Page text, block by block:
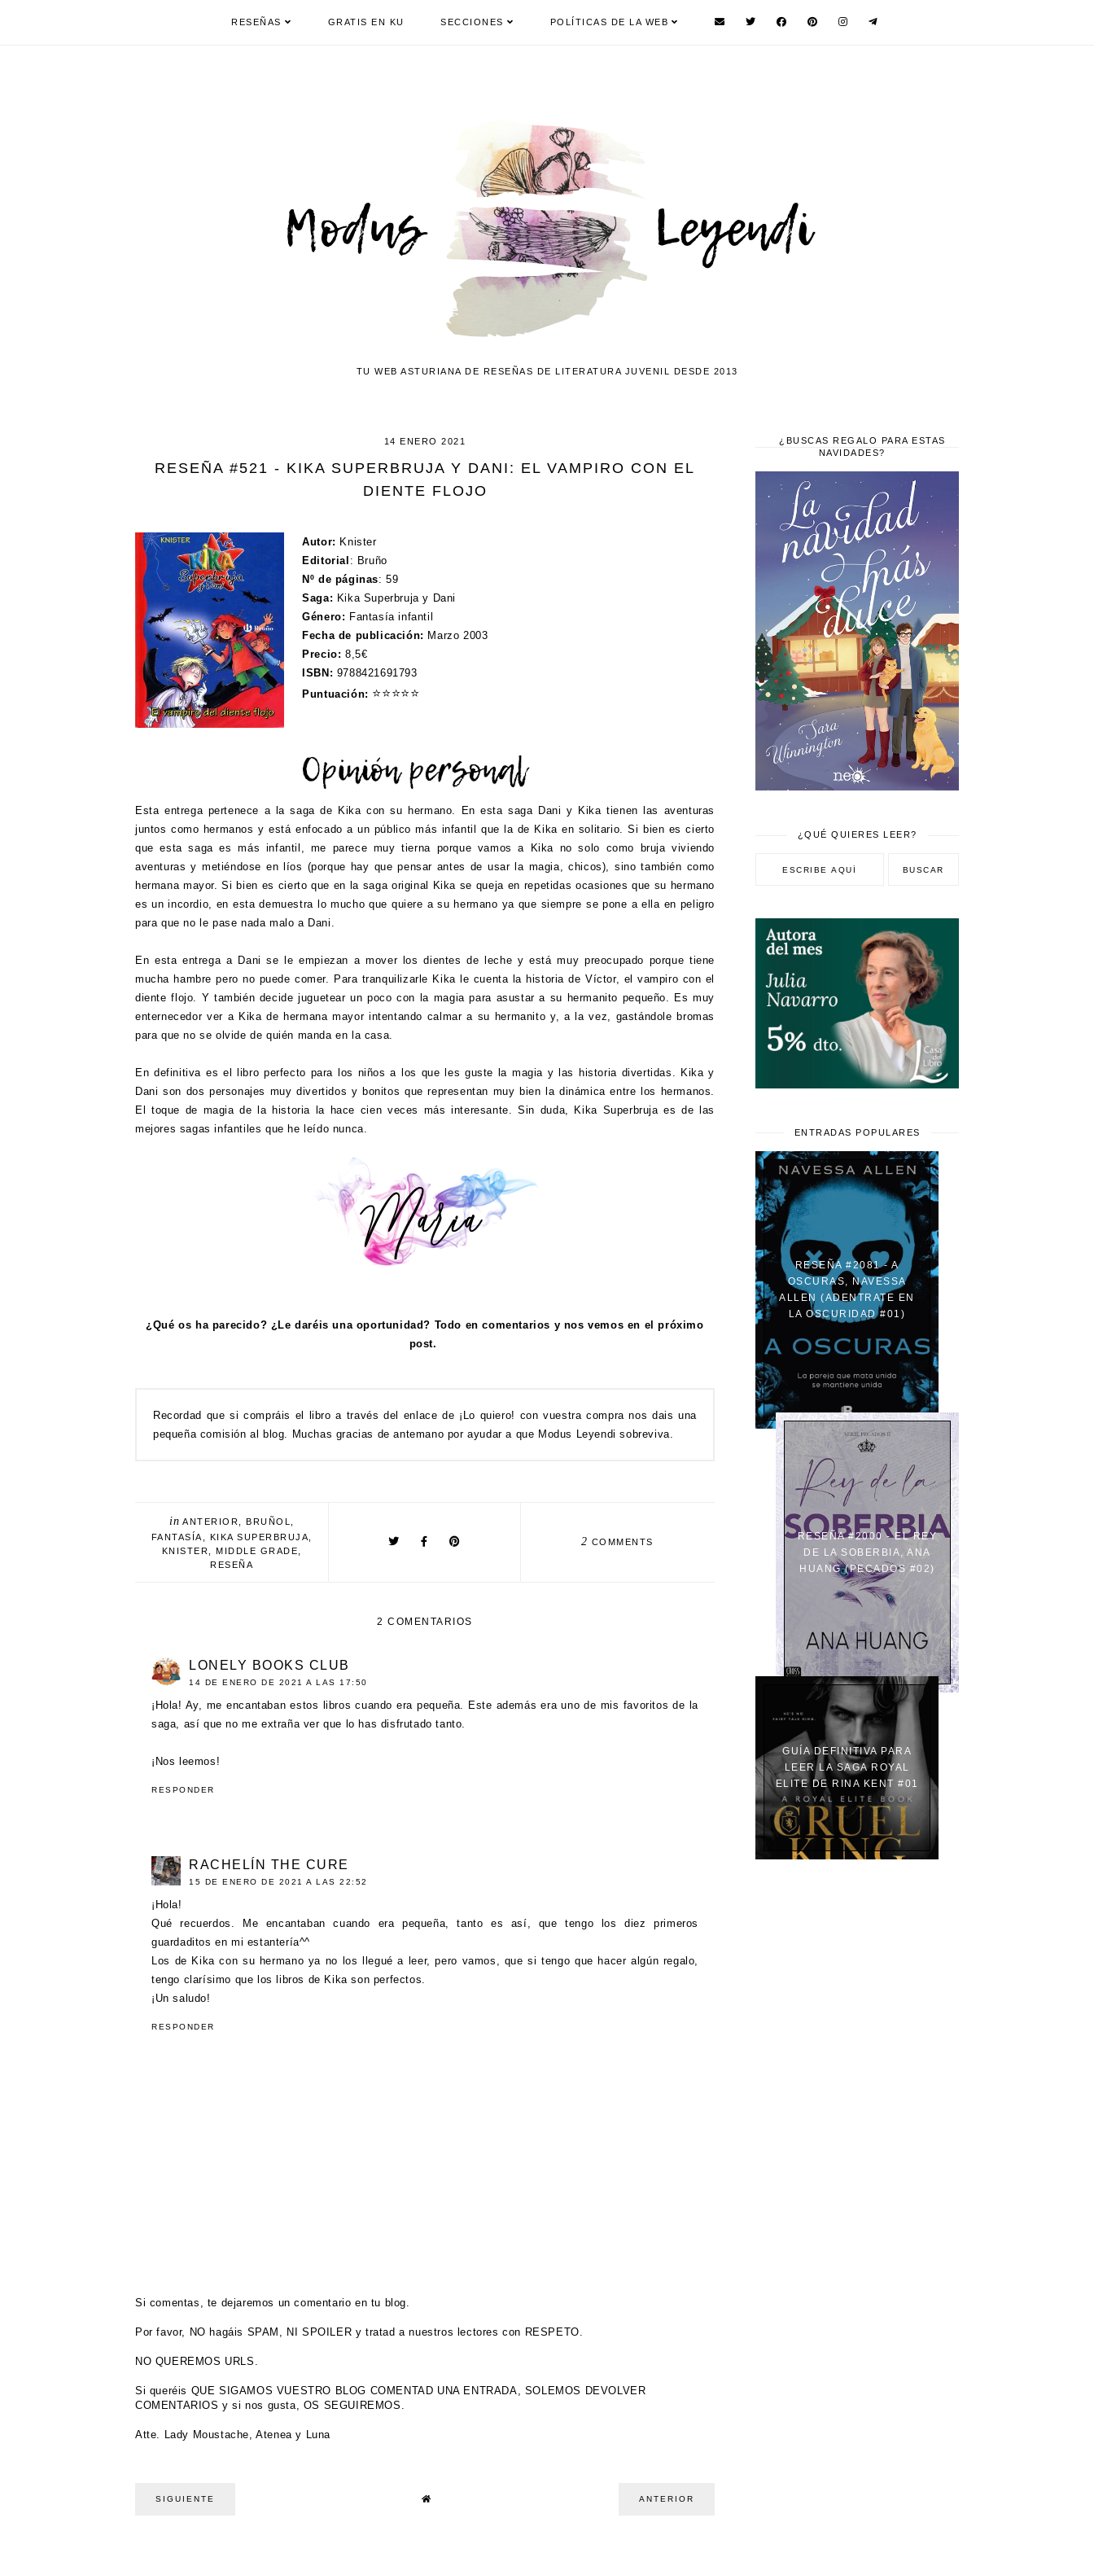
RESEÑAS GRATIS EN KU SECCIONES POLÍTICAS DE LA WEB
TU WEB ASTURIANA DE RESEÑAS DE LITERATURA JUVENIL DESDE 2013
14 ENERO 2021
RESEÑA #521 - KIKA SUPERBRUJA Y DANI: EL VAMPIRO CON EL
DIENTE FLOJO
Autor: Knister
Editorial : Bruño
Nº de páginas: 59
Saga: Kika Superbruja y Dani
Género: Fantasía infantil
Fecha de publicación: Marzo 2003
Precio: 8,5€
ISBN: 9788421691793
Puntuación: ⭐⭐⭐⭐⭐
Esta entrega pertenece a la saga de Kika con su hermano. En esta saga Dani y Kika tienen las aventuras
juntos como hermanos y está enfocado a un público más infantil que la de Kika en solitario. Si bien es cierto
que esta saga es más infantil, me parece muy tierna porque vamos a Kika no solo como bruja viviendo
aventuras y metiéndose en líos (porque hay que pensar antes de usar la magia, chicos), sino también como
hermana mayor. Si bien es cierto que en la saga original Kika se queja en repetidas ocasiones que su hermano
es un incordio, en esta demuestra lo mucho que quiere a su hermano ya que siempre se pone a ella en peligro
para que no le pase nada malo a Dani.
En esta entrega a Dani se le empiezan a mover los dientes de leche y está muy preocupado porque tiene
mucha hambre pero no puede comer. Para tranquilizarle Kika le cuenta la historia de Víctor, el vampiro con el
diente flojo. Y también decide juguetear un poco con la magia para asustar a su hermanito pequeño. Es muy
enternecedor ver a Kika de hermana mayor intentando calmar a su hermanito y, a la vez, gastándole bromas
para que no se olvide de quién manda en la casa.
En definitiva es el libro perfecto para los niños a los que les guste la magia y las historia divertidas. Kika y
Dani son dos personajes muy divertidos y bonitos que representan muy bien la dinámica entre los hermanos.
El toque de magia de la historia la hace cien veces más interesante. Sin duda, Kika Superbruja es de las
mejores sagas infantiles que he leído nunca.
¿Qué os ha parecido? ¿Le daréis una oportunidad? Todo en comentarios y nos vemos en el próximo
post.
Recordad que si compráis el libro a través del enlace de ¡Lo quiero! con vuestra compra nos dais una
pequeña comisión al blog. Muchas gracias de antemano por ayudar a que Modus Leyendi sobreviva.
in ANTERIOR BRUÑOL
FANTASÍA
KIKA SUPERBRUJA
KNISTER
MIDDLE GRADE
RESEÑA
2 COMMENTS
2 COMENTARIOS
LONELY BOOKS CLUB
14 DE ENERO DE 2021 A LAS 17:50
¡Hola! Ay, me encantaban estos libros cuando era pequeña. Este además era uno de mis favoritos de la
saga, así que no me extraña ver que lo has disfrutado tanto.
¡Nos leemos!
RESPONDER
RACHELÍN THE CURE
15 DE ENERO DE 2021 A LAS 22:52
¡Hola!
Qué recuerdos. Me encantaban cuando era pequeña, tanto es así, que tengo los diez primeros
guardaditos en mi estantería^^
Los de Kika con su hermano ya no los llegué a leer, pero vamos, que si tengo que hacer algún regalo,
tengo clarísimo que los libros de Kika son perfectos.
¡Un saludo!
RESPONDER
Si comentas, te dejaremos un comentario en tu blog.
Por favor, NO hagáis SPAM, NI SPOILER y tratad a nuestros lectores con RESPETO.
NO QUEREMOS URLS.
Si queréis QUE SIGAMOS VUESTRO BLOG COMENTAD UNA ENTRADA, SOLEMOS DEVOLVER
COMENTARIOS y si nos gusta, OS SEGUIREMOS.
Atte. Lady Moustache, Atenea y Luna
SIGUIENTE ANTERIOR
¿BUSCAS REGALO PARA ESTAS
NAVIDADES?
¿QUÉ QUIERES LEER?
ENTRADAS POPULARES
RESEÑA #2081 - A
OSCURAS, NAVESSA
ALLEN (ADENTRATE EN
LA OSCURIDAD #01)
RESEÑA #2000 - EL REY
DE LA SOBERBIA, ANA
HUANG (PECADOS #02)
GUÍA DEFINITIVA PARA
LEER LA SAGA ROYAL
ELITE DE RINA KENT #01